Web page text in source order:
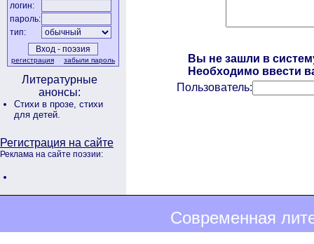
логин:
пароль:
тип:
регистрация забыли пароль
Литературные
анонсы:
Стихи в прозе, стихи
для детей.
Регистрация на сайте
Реклама на сайте поэзии:
Вы не зашли в
Необходимо ввести
Пользователь:
Современная